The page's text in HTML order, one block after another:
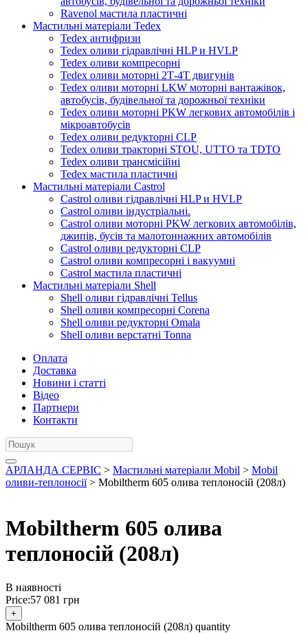
Ravenol мастила пластичні
Мастильні матеріали Tedex
Tedex антифризи
Tedex оливи гідравлічні HLP и HVLP
Tedex оливи компресорні
Tedex оливи моторні 2Т-4Т двигунів
Tedex оливи моторні LKW моторні вантажівок,
автобусів, будівельної та дорожньої техніки
Tedex оливи моторні PKW легкових автомобілів і
мікроавтобусів
Tedex оливи редукторні CLP
Tedex оливи тракторні STOU, UTTO та TDTO
Tedex оливи трансмісійні
Tedex мастила пластичні
Мастильні матеріали Castrol
Castrol оливи гідравлічні HLP и HVLP
Castrol оливи індустріальні.
Castrol оливи моторні PKW легкових автомобілів,
джипів, бусів та малотоннажних автомобілів
Castrol оливи редукторні CLP
Castrol оливи компресорні і вакуумні
Castrol мастила пластичні
Мастильні матеріали Shell
Shell оливи гідравлічні Tellus
Shell оливи компресорні Corena
Shell оливи редукторні Omala
Shell оливи верстатні Tonna
Оплата
Доставка
Новини і статті
Відео
Партнери
Контакти
АРЛАНДА СЕРВІС > Мастильні матеріали Mobil > Mobil
оливи-теплоносії> Mobiltherm 605 олива теплоносій (208л)
Mobiltherm 605 олива
теплоносій (208л)
В наявності
Price:57 081 грн
+
Mobiltherm 605 олива теплоносій (208л) quantity